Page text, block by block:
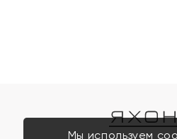
Мы используем